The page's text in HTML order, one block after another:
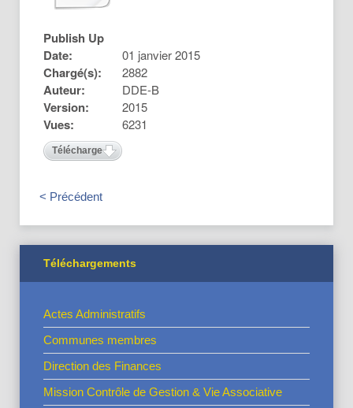
Publish Up
Date:
01 janvier 2015
Chargé(s): 2882
Auteur: DDE-B
Version: 2015
Vues: 6231
Télécharger
< Précédent
Téléchargements
Actes Administratifs
Communes membres
Direction des Finances
Mission Contrôle de Gestion & Vie Associative